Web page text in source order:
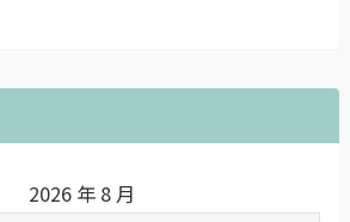
2026 年 8 月